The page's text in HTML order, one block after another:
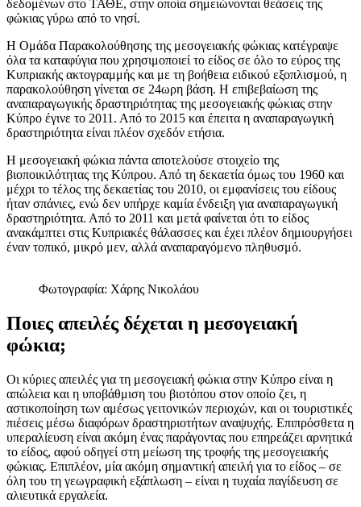
δεδομένων στο ΤΑΘΕ, στην οποία σημειώνονται θεάσεις της
φώκιας γύρω από το νησί.
Η Ομάδα Παρακολούθησης της μεσογειακής φώκιας κατέγραψε
όλα τα καταφύγια που χρησιμοποιεί το είδος σε όλο το εύρος της
Κυπριακής ακτογραμμής και με τη βοήθεια ειδικού εξοπλισμού, η
παρακολούθηση γίνεται σε 24ωρη βάση. Η επιβεβαίωση της
αναπαραγωγικής δραστηριότητας της μεσογειακής φώκιας στην
Κύπρο έγινε το 2011. Από το 2015 και έπειτα η αναπαραγωγική
δραστηριότητα είναι πλέον σχεδόν ετήσια.
Η μεσογειακή φώκια πάντα αποτελούσε στοιχείο της
βιοποικιλότητας της Κύπρου. Από τη δεκαετία όμως του 1960 και
μέχρι το τέλος της δεκαετίας του 2010, οι εμφανίσεις του είδους
ήταν σπάνιες, ενώ δεν υπήρχε καμία ένδειξη για αναπαραγωγική
δραστηριότητα. Από το 2011 και μετά φαίνεται ότι το είδος
ανακάμπτει στις Κυπριακές θάλασσες και έχει πλέον δημιουργήσει
έναν τοπικό, μικρό μεν, αλλά αναπαραγόμενο πληθυσμό.
Φωτογραφία: Χάρης Νικολάου
Ποιες απειλές δέχεται η μεσογειακή
φώκια;
Οι κύριες απειλές για τη μεσογειακή φώκια στην Κύπρο είναι η
απώλεια και η υποβάθμιση του βιοτόπου στον οποίο ζει, η
αστικοποίηση των αμέσως γειτονικών περιοχών, και οι τουριστικές
πιέσεις μέσω διαφόρων δραστηριοτήτων αναψυχής. Επιπρόσθετα η
υπεραλίευση είναι ακόμη ένας παράγοντας που επηρεάζει αρνητικά
το είδος, αφού οδηγεί στη μείωση της τροφής της μεσογειακής
φώκιας. Επιπλέον, μία ακόμη σημαντική απειλή για το είδος – σε
όλη του τη γεωγραφική εξάπλωση – είναι η τυχαία παγίδευση σε
αλιευτικά εργαλεία.